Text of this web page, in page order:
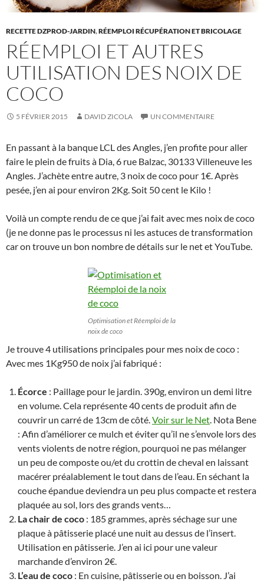
RECETTE DZPROD-JARDIN,RÉEMPLOI RÉCUPÉRATION ET BRICOLAGE
RÉEMPLOI ET AUTRES
UTILISATION DES NOIX DE
COCO
5 FÉVRIER 2015 DAVID ZICOLA UN COMMENTAIRE
En passant à la banque LCL des Angles, j’en profite pour aller
faire le plein de fruits à Dia, 6 rue Balzac, 30133 Villeneuve les
Angles. J’achète entre autre, 3 noix de coco pour 1€. Après
pesée, j’en ai pour environ 2Kg. Soit 50 cent le Kilo !
Voilà un compte rendu de ce que j’ai fait avec mes noix de coco
(je ne donne pas le processus ni les astuces de transformation
car on trouve un bon nombre de détails sur le net et YouTube.
Optimisation et Réemploi de la
noix de coco
Je trouve 4 utilisations principales pour mes noix de coco :
Avec mes 1Kg950 de noix j’ai fabriqué :
Écorce : Paillage pour le jardin. 390g, environ un demi litre
en volume. Cela représente 40 cents de produit afin de
couvrir un carré de 13cm de côté.Voir sur le Net. Nota Bene
: Afin d’améliorer ce mulch et éviter qu’il ne s’envole lors des
vents violents de notre région, pourquoi ne pas mélanger
un peu de composte ou/et du crottin de cheval en laissant
macérer préalablement le tout dans de l’eau. En séchant la
couche épandue deviendra un peu plus compacte et restera
plaquée au sol, lors des grands vents…
La chair de coco : 185 grammes, après séchage sur une
plaque à pâtisserie placé une nuit au dessus de l’insert.
Utilisation en pâtisserie. J’en ai ici pour une valeur
marchande d’environ 2€.
L’eau de coco : En cuisine, pâtisserie ou en boisson. J’ai